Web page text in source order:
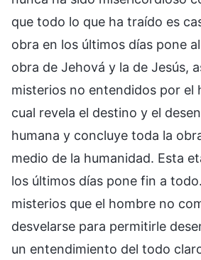
que todo lo que ha traído es
obra en los últimos días pone
obra de Jehová y la de Jesús,
misterios no entendidos por el
cual revela el destino y el
humana y concluye toda la
medio de la humanidad. Esta
los últimos días pone fin a
misterios que el hombre no
desvelarse para permitirle
un entendimiento del todo